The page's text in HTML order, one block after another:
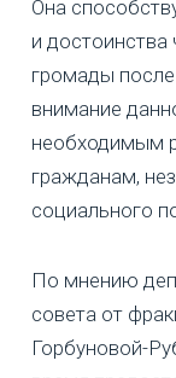
Она
и
громады
внимание
необходимым
гражданам,
социального
По мнению
совета от
Горбуновой-